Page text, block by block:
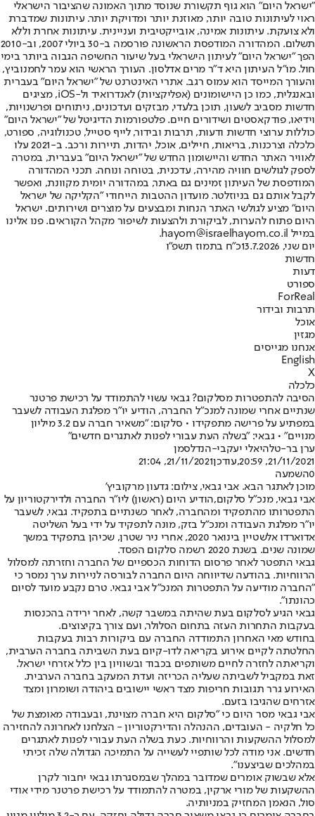
"ישראל היום" הוא גוף תקשורת שנוסד מתוך האמונה שהציבור הישראלי
ראוי לעיתונות טובה יותר, מאוזנת יותר ומדויקת יותר. עיתונות שמדברת
ולא צועקת. עיתונות אמינה, אובייקטיבית ועניינית. עיתונות אחרת וללא
תשלום. המהדורה המודפסת הראשונה פורסמה ב-30 ביולי 2007, וב-2010
הפך "ישראל היום" לעיתון הישראלי בעל שיעור החשיפה הגבוה ביותר בימי
חול. מו"ל העיתון היא ד"ר מרים אדלסון. העורך הראשי הוא עמר לחמנוביץ,
והעורך המייסד הוא עמוס רגב. אתרי האינטרנט של "ישראל היום" בעברית
ובאנגלית, כמו כן היישומונים (אפליקציות) לאנדרואיד ול-iOS, מציגים
חדשות מסביב לשעון, תוכן בלעדי, מבזקים ועדכונים, ניתוחים ופרשנויות,
וידיאו, פודקאסטים ושידורים חיים. פלטפורמות הדיגיטל של "ישראל היום"
כוללות ערוצי חדשות ודעות, תרבות ובידור, לייף סטייל, טכנולוגיה, ספורט,
כלכלה וצרכנות, בריאות, חיילים, אוכל, יהדות, תיירות ורכב. ב-2021 עלו
לאוויר האתר החדש והיישומון החדש של "ישראל היום" בעברית, במטרה
לספק לגולשים חוויה מהירה, עדכנית, בטוחה ונוחה. תכני המהדורה
המודפסת של העיתון זמינים גם באתר, במהדורה יומית מקוונת, ואפשר
לקבל אותם גם בניוזלטר. מועדון ההטבות הייחודי "הקליקה של ישראל
היום" מציע לגולשי האתר הנחות ומבצעים על מוצרים ושירותים. ישראל
היום פתוח להערות, לביקורת ולהצעות לשיפור מקהל הקוראים. פנו אלינו
במייל hayom@israelhayom.co.il.
יום שני, 13.7.2026
כ"ח בתמוז תשפ"ו
חדשות
דעות
ספורט
ForReal
תרבות ובידור
אוכל
מגזין
אנחנו מגייסים
English
X
כלכלה
הסיבה להתפטרות מסלקום? גבאי עשוי להתמודד על רכישת פרטנר
שנתיים אחרי שמונה למנכ"ל החברה, הודיע יו"ר מפלגת העבודה לשעבר
במפתיע על פרישה מתפקידו • סלקום: "משאיר חברה עם 3.2 מיליון
מנויים" • גבאי: "בשלה העת עבורי לפנות לאתגרים חדשים"
ערן בר-טלהיאלי יעקבי-הנדלסמן
21/11/2021, 20:59
,עודכן21/11/2021, 21:04
0השמעה
מוכן לאתגר הבא. אבי גבאי, צילום: גדעון מרקוביץ'
אבי גבאי, מנכ"ל סלקום,הודיע היום (ראשון) ליו"ר החברה ולדירקטוריון על
התפטרותו מהתפקיד ומהחברה, לאחר כשנתיים בתפקיד. גבאי, לשעבר
יו"ר מפלגת העבודה ומנכ"ל בזק, מונה לתפקיד על ידי בעל השליטה
אדוארדו אלשטיין בינואר 2020, אחרי ניר שטרן, שכיהן בתפקיד במשך
שמונה שנים. בשנת 2020 רשמה סלקום הפסד.
גבאי התפטר לאחר פרסום הדוחות הכספיים של החברה וחזרתה למסלול
הרווחיות. בהודעה שדיווחה היום החברה לבורסה לניירות ערך נמסר כי
"החברה מודיעה על התפטרות המנכ"ל אבי גבאי. טרם נקבע מועד לסיום
כהונתו".
גבאי הגיע לסלקום בעת שהיתה במשבר קשה, לאחר ירידה בהכנסות
בעקבות התחרות העזה בתחום הסלולר, ועם צורך בקיצוצים.
בחודש מאי האחרון התמודדה החברה עם ביקורות רבות בעקבות
החלטתה לקיים אירוע בקריאה לדו-קיום בעת השביתה בחברה הערבית,
וקריאתה לחזרה לחיים משותפים בכבוד ובשוויון בין כלל אזרחי ישראל.
זאת במקביל לשביתה שעליה הכריזה ועדת המעקב בחברה הערבית.
האירוע גרר תגובות חריפות מצד ראשי יישובים ביהודה ושומרון ומצד
אזרחים שהגיבו בזעם.
אבי גבאי מסר היום כי "סלקום היא חברה מצוינת, ובעבודה מאומצת של
כל חלקיה - העובדים, ההנהלה והדירקטוריון - הצלחנו לאחרונה להחזירה
למסלול ההשקעות והרווחיות. כעת בשלה העת עבורי לפנות לאתגרים
חדשים. אני מודה לכל שותפיי לעשייה על התמיכה הגדולה שלה זכיתי
במהלכים שביצענו".
אלא שבשוק אומרים שמדובר במהלך שבמסגרתו גבאי יחבור לקרן
ההשקעות של מורי ארקין, במטרה להתמודד על רכישת פרטנר מידי אודי
סול, הנאמן המחזיק במניותיה.